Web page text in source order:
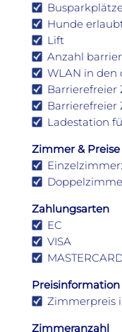
Hunde
Lift
Anzahl
WLAN in den
Barrierefreier
Ladestation
Zimmer & Preise
Einzelzimmer:
Zahlungsarten
EC
VISA
Preisinformation
Zimmerpreis
Zimmeranzahl